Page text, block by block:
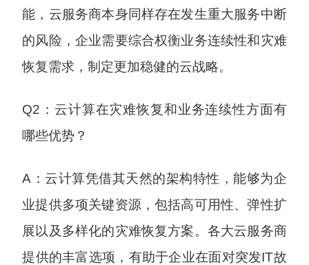
能，云服务商本身同样存在发生重大服务中断
的风险，企业需要综合权衡业务连续性和灾难
恢复需求，制定更加稳健的云战略。
Q2：云计算在灾难恢复和业务连续性方面有
哪些优势？
A：云计算凭借其天然的架构特性，能够为企
业提供多项关键资源，包括高可用性、弹性扩
展以及多样化的灾难恢复方案。各大云服务商
提供的丰富选项，有助于企业在面对突发IT故